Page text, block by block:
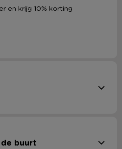
en krijg 10% korting
buurt